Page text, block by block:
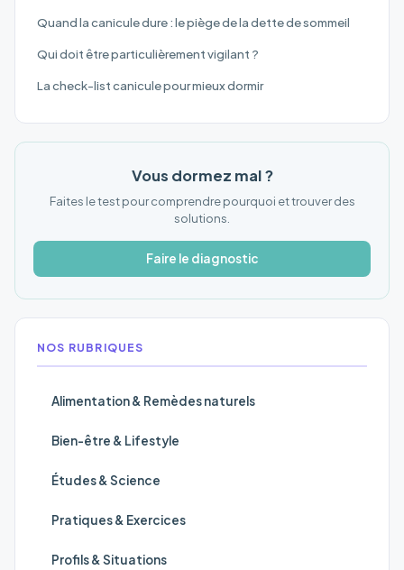
Quand la canicule dure : le piège de la dette de sommeil
Qui doit être particulièrement vigilant ?
La check-list canicule pour mieux dormir
Vous dormez mal ?
Faites le test pour comprendre pourquoi et trouver des
solutions.
Faire le diagnostic
NOS RUBRIQUES
Alimentation & Remèdes naturels
Bien-être & Lifestyle
Études & Science
Pratiques & Exercices
Profils & Situations